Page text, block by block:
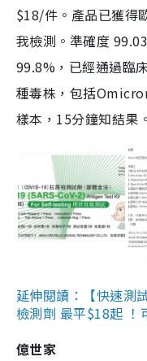
$18/件。產品已獲得
我檢測。準確度
99.8%，已經通過臨
種毒株，包括
樣本，15分鐘知結果。
延伸閱讀：【快速測
檢測劑 最平$18起
億世家